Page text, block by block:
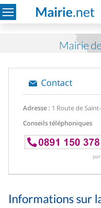
Mairie
Contact
Adresse : 1 Route de
Conseils téléphoniques
Informations sur